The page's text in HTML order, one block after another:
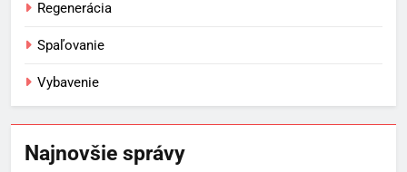
Regenerácia
Spaľovanie
Vybavenie
Najnovšie správy
5
POMÔCKY